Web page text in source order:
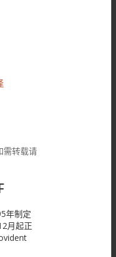
需转载请
年制定
月起正